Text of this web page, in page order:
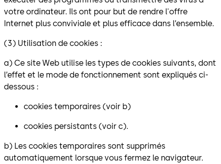
votre ordinateur. Ils ont pour but de rendre l'offre
Internet plus conviviale et plus efficace dans l’ensemble.
(3) Utilisation de cookies :
a) Ce site Web utilise les types de cookies suivants, dont
l’effet et le mode de fonctionnement sont expliqués ci-
dessous :
cookies temporaires (voir b)
cookies persistants (voir c).
b) Les cookies temporaires sont supprimés
automatiquement lorsque vous fermez le navigateur.